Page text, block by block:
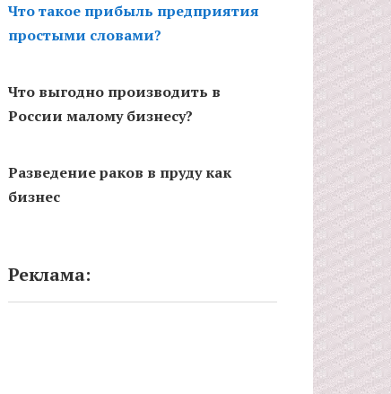
Что такое прибыль предприятия
простыми словами?
Что выгодно производить в
России малому бизнесу?
Разведение раков в пруду как
бизнес
Реклама: